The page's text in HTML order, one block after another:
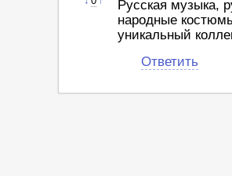
Русская музыка,
народные
уникальный
Ответить